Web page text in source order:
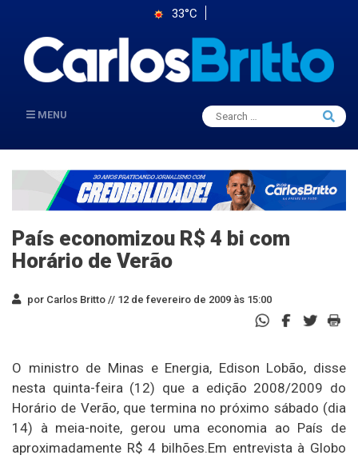
33°C
MENU
Search
for:
Search
País economizou R$ 4 bi com
Horário de Verão
por Carlos Britto // 12 de fevereiro de 2009 às 15:00
O ministro de Minas e Energia, Edison Lobão, disse
nesta quinta-feira (12) que a edição 2008/2009 do
Horário de Verão, que termina no próximo sábado (dia
14) à meia-noite, gerou uma economia ao País de
aproximadamente R$ 4 bilhões.Em entrevista à Globo